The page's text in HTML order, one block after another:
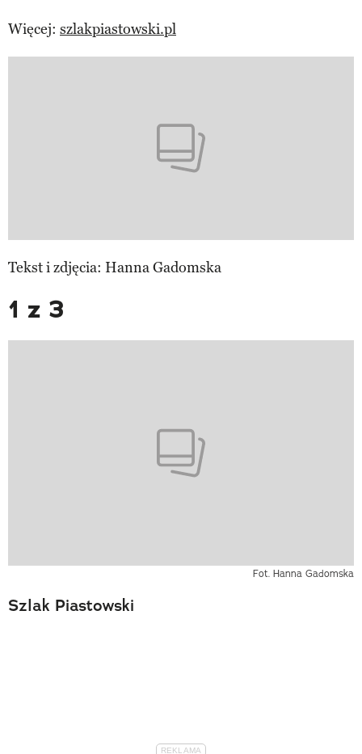
Więcej: szlakpiastowski.pl
Tekst i zdjęcia: Hanna Gadomska
1 z 3
Fot. Hanna Gadomska
Szlak Piastowski